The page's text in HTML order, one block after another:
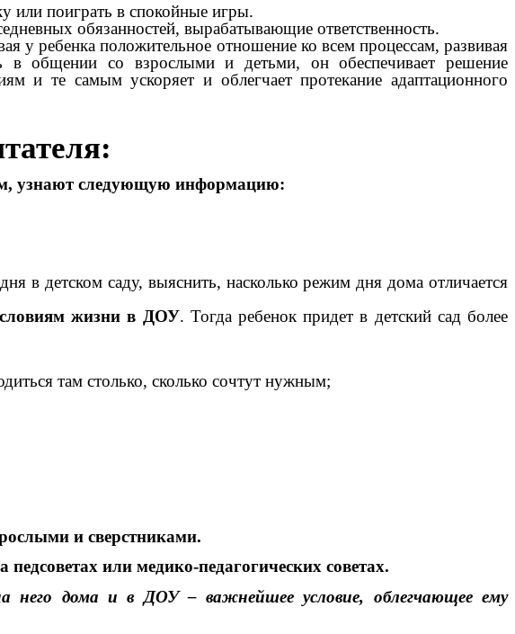
или поиграть в спокойные игры.
обязанностей, вырабатывающие ответственность.
у ребенка положительное отношение ко всем процессам, развивая
в общении со взрослыми и детьми, он обеспечивает решение
и те самым ускоряет и облегчает протекание адаптационного
узнают следующую информацию:
в детском саду, выяснить, насколько режим дня дома отличается
жизни в ДОУ. Тогда ребенок придет в детский сад более
там столько, сколько сочтут нужным;
и сверстниками.
или медико-педагогических советах.
него дома и в ДОУ – важнейшее условие, облегчающее ему